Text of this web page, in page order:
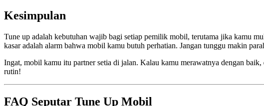
Kesimpulan
Tune up adalah kebutuhan wajib bagi setiap pemilik mobil, terutama jika kamu
kasar adalah alarm bahwa mobil kamu butuh perhatian. Jangan tunggu makin
Ingat, mobil kamu itu partner setia di jalan. Kalau kamu merawatnya dengan
rutin!
FAQ Seputar Tune Up Mobil